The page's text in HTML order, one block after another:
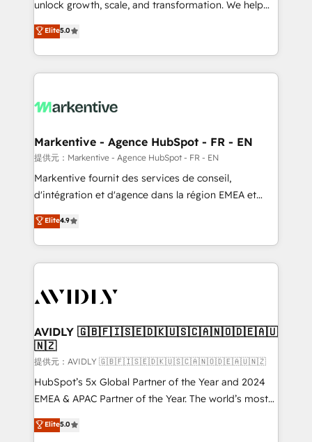
データ移行と活用設計まで。 ▸ AEO対応：ChatGPT・
ンツとサイト構造を最適化。 🏆 なぜ100incを選ぶの
か？ ✓ HubSpot Eliteパートナー認定 ✓ HubSpotアワ
ード受賞・HUGリーダー ✓ ISO27001:2022 /
HubSpot大百科 出版 CRM・AI活用に関するご相談、現
せください。
accreditations and deep HIPAA-compliance
expertise. - A team of 250+ experts dedicated to
your resilient growth.
unlock growth, scale, and transformation. We help
companies activate HubSpot’s AI-powered
customer platform and operationalize HubSpot’s
Loop Marketing framework through expert-led
services, smart agents, and purpose-built apps,
results, fast. ⚙️CRM & RevOps: Align all Hubs to your
🎯Demand Gen & ABM: Drive pipeline with inbound,
ABM, AEO, SEO, & paid media. 👩‍💻Web Design:
Build high-performing websites with UX, messaging,
& conversion strategy that drive results. 🤖AI
AI, & maximize AEO with tailored AI services. 🧩
Integrations: Extend HubSpot with custom
Elite5.0
Markentive - Agence HubSpot - FR - EN
提供元：Markentive - Agence HubSpot - FR - EN
Markentive fournit des services de conseil,
d'intégration et d'agence dans la région EMEA et
North America. Avec plus de 115 experts en
marketing automation, Growth, Revops, CRM et
webdesign. Markentive is both a consulting firm, a
digital agency and an integrator. With over 115
CRM and webdesign (We focus on EMEA - USA
Elite4.9
AVIDLY 🇬🇧🇫🇮🇸🇪🇩🇰🇺🇸🇨🇦🇳🇴🇩🇪🇦🇺
🇳🇿
提供元：AVIDLY 🇬🇧🇫🇮🇸🇪🇩🇰🇺🇸🇨🇦🇳🇴🇩🇪🇦🇺🇳🇿
HubSpot’s 5x Global Partner of the Year and 2024
EMEA & APAC Partner of the Year. The world’s most
experienced and fully accredited HubSpot Solutions
Partner. 🚀 With 2,750+ HubSpot projects delivered
Elite5.0